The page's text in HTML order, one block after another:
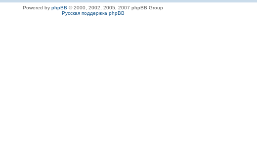
Powered by phpBB © 2000, 2002, 2005, 2007 phpBB Group
Русская поддержка phpBB